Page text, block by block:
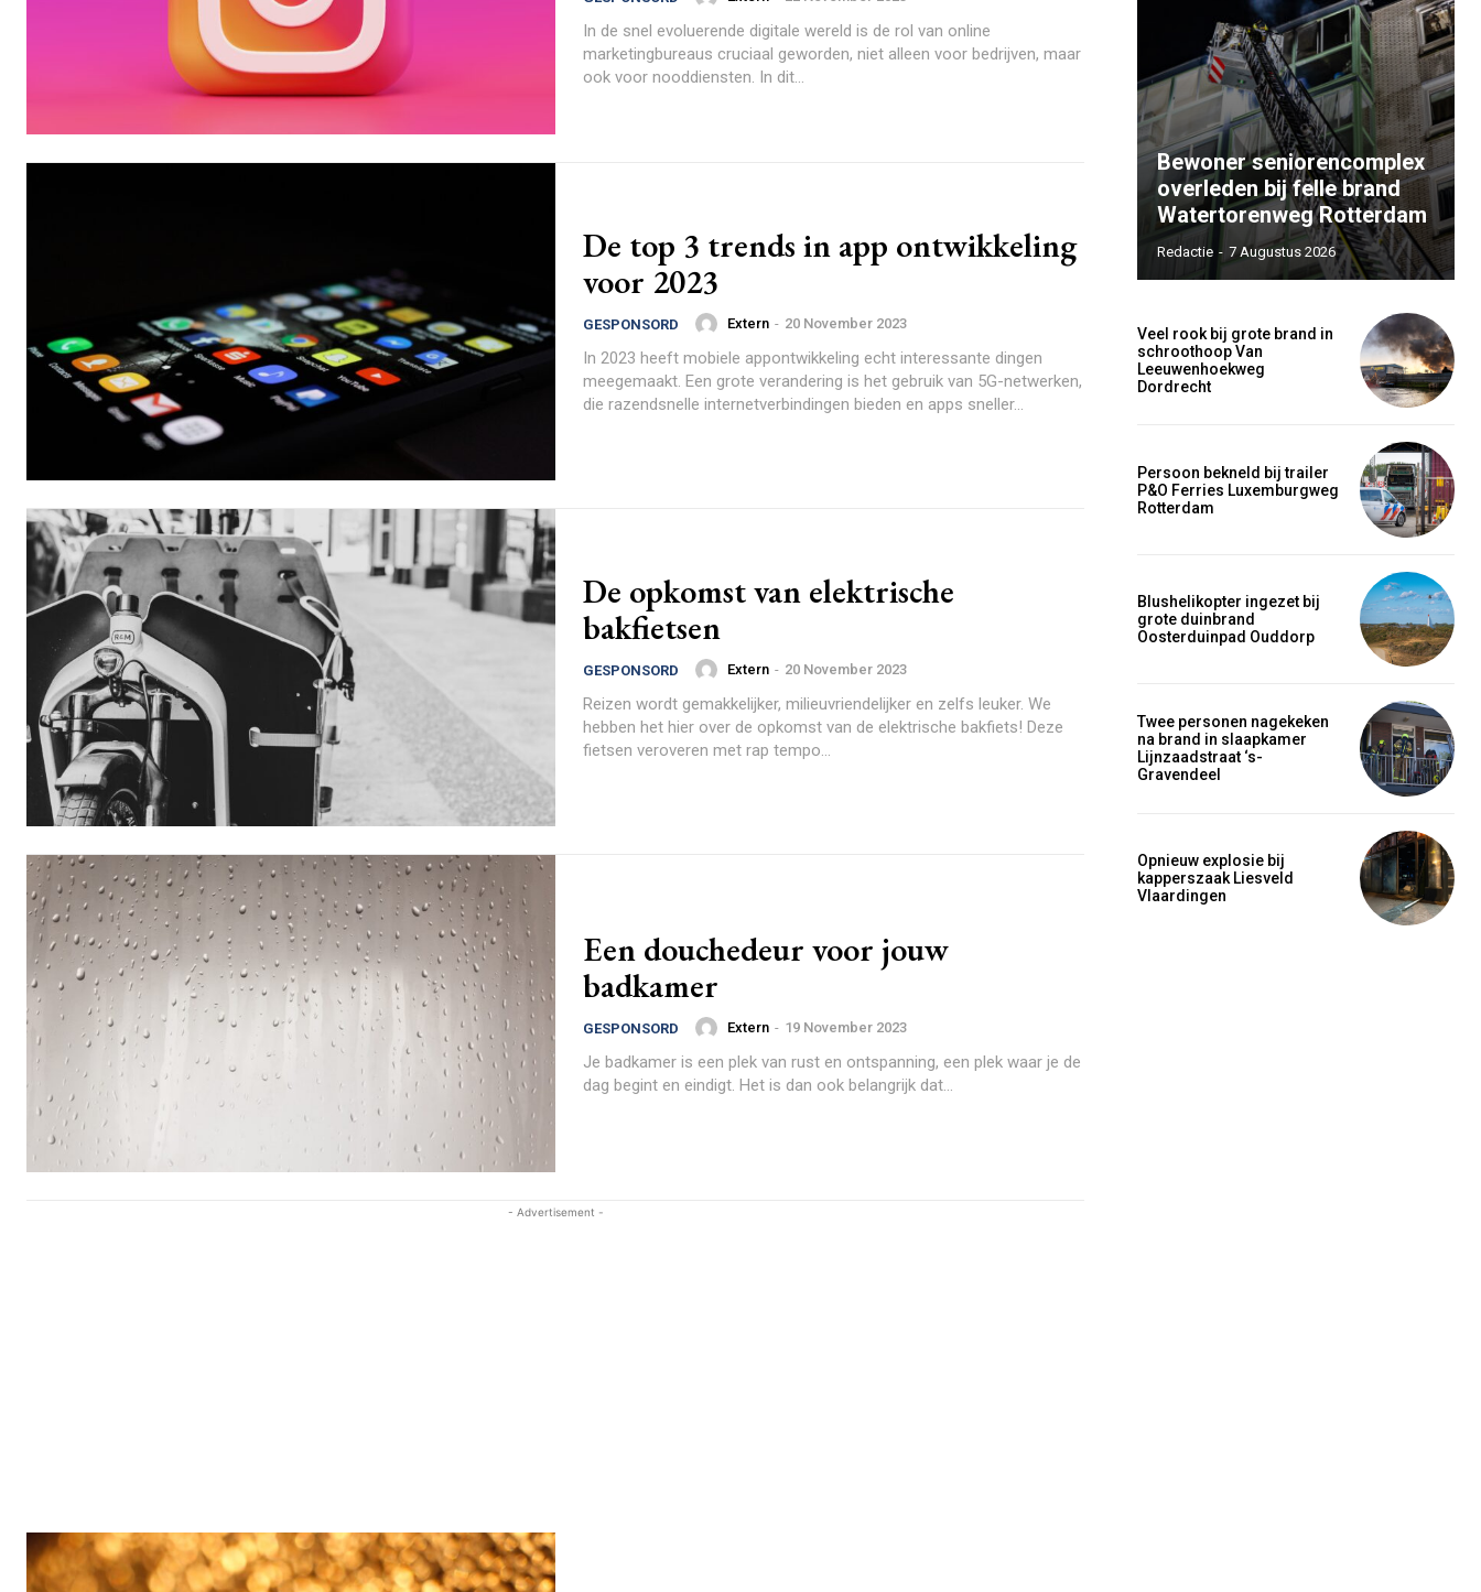
In de snel evoluerende digitale wereld is de rol van online
marketingbureaus cruciaal geworden, niet alleen voor bedrijven, maar
ook voor nooddiensten. In dit...
De top 3 trends in app ontwikkeling
voor 2023
GESPONSORD Extern - 20 November 2023
In 2023 heeft mobiele appontwikkeling echt interessante dingen
meegemaakt. Een grote verandering is het gebruik van 5G-netwerken,
die razendsnelle internetverbindingen bieden en apps sneller...
De opkomst van elektrische
bakfietsen
GESPONSORD Extern - 20 November 2023
Reizen wordt gemakkelijker, milieuvriendelijker en zelfs leuker. We
hebben het hier over de opkomst van de elektrische bakfiets! Deze
fietsen veroveren met rap tempo...
Een douchedeur voor jouw
badkamer
GESPONSORD Extern - 19 November 2023
Je badkamer is een plek van rust en ontspanning, een plek waar je de
dag begint en eindigt. Het is dan ook belangrijk dat...
- Advertisement -
Bewoner seniorencomplex
overleden bij felle brand
Watertorenweg Rotterdam
Redactie - 7 Augustus 2026
Veel rook bij grote brand in
schroothoop Van
Leeuwenhoekweg
Dordrecht
Persoon bekneld bij trailer
P&O Ferries Luxemburgweg
Rotterdam
Blushelikopter ingezet bij
grote duinbrand
Oosterduinpad Ouddorp
Twee personen nagekeken
na brand in slaapkamer
Lijnzaadstraat ‘s-
Gravendeel
Opnieuw explosie bij
kapperszaak Liesveld
Vlaardingen